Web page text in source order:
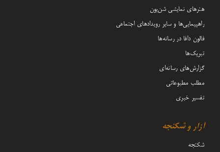
هنرهای نمایشی شن‌یون
راهپیمایی‌ها و سایر رویدادهای اجتماعی
فالون دافا در رسانه‌ها
تبریک‌ها
گزارش‌های رسانه‌ای
مطلب مطبوعاتی
تفسیر خبری
آزار و شکنجه
شکنجه